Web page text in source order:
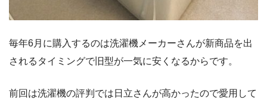
毎年6月に購入するのは洗濯機メーカーさんが新商品を出
されるタイミングで旧型が一気に安くなるからです。
前回は洗濯機の評判では日立さんが高かったので愛用して